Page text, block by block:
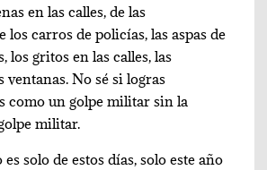
en las calles, de las
los carros de policías, las aspas de
los gritos en las calles, las
ventanas. No sé si logras
como un golpe militar sin la
militar.
solo de estos días, solo este año